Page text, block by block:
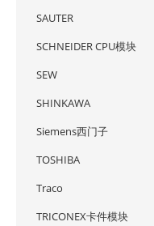
SAUTER
SCHNEIDER CPU模块
SEW
SHINKAWA
Siemens西门子
TOSHIBA
Traco
TRICONEX卡件模块